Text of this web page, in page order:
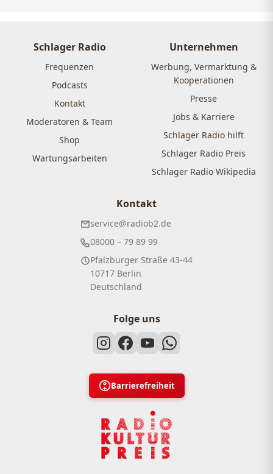
Schlager Radio
Frequenzen
Podcasts
Kontakt
Moderatoren & Team
Shop
Wartungsarbeiten
Unternehmen
Werbung, Vermarktung &
Kooperationen
Presse
Jobs & Karriere
Schlager Radio hilft
Schlager Radio Preis
Schlager Radio Wikipedia
Kontakt
service@radiob2.de
08000 – 79 89 99
Pfalzburger Straße 43-44
10717 Berlin
Deutschland
Folge uns
Barrierefreiheit